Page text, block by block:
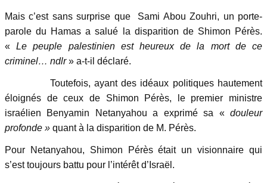
Mais c’est sans surprise que Sami Abou Zouhri, un porte-
parole du Hamas a salué la disparition de Shimon Pérès.
«Le peuple palestinien est heureux de la mort de ce
criminel… ndlr» a-t-il déclaré.
Toutefois, ayant des idéaux politiques hautement
éloignés de ceux de Shimon Pérès, le premier ministre
israélien Benyamin Netanyahou a exprimé sa « douleur
profonde » quant à la disparition de M. Pérès.
Pour Netanyahou, Shimon Pérès était un visionnaire qui
s’est toujours battu pour l’intérêt d’Israël.